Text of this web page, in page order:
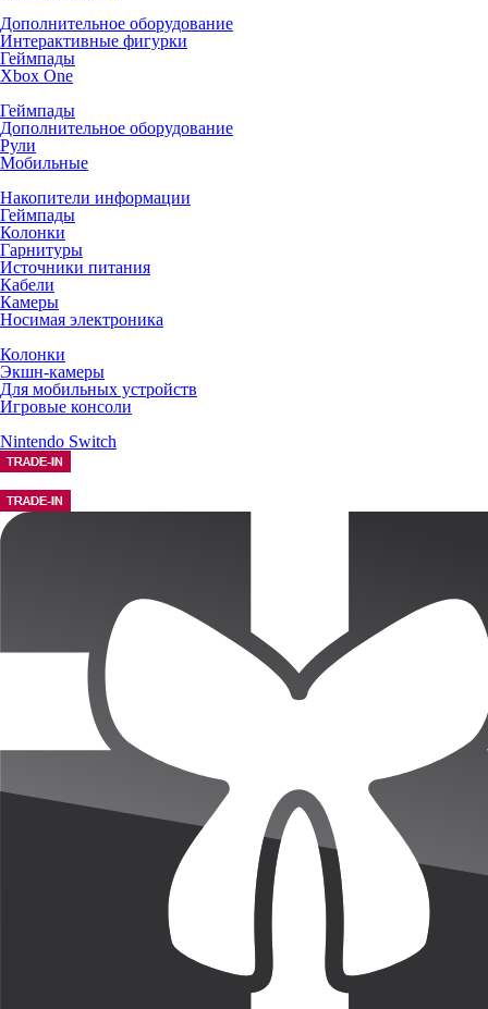
Дополнительное оборудование
Интерактивные фигурки
Геймпады
Xbox One
Геймпады
Дополнительное оборудование
Рули
Мобильные
Накопители информации
Геймпады
Колонки
Гарнитуры
Источники питания
Кабели
Камеры
Носимая электроника
Колонки
Экшн-камеры
Для мобильных устройств
Игровые консоли
Nintendo Switch